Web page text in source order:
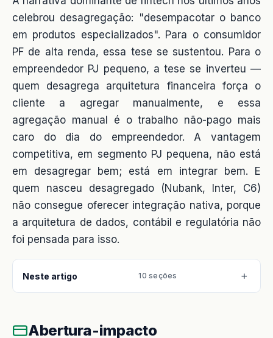
celebrou desagregação: "desempacotar o banco
em produtos especializados". Para o consumidor
PF de alta renda, essa tese se sustentou. Para o
empreendedor PJ pequeno, a tese se inverteu —
quem desagrega arquitetura financeira força o
cliente a agregar manualmente, e essa
agregação manual é o trabalho não-pago mais
caro do dia do empreendedor. A vantagem
competitiva, em segmento PJ pequena, não está
em desagregar bem; está em integrar bem. E
quem nasceu desagregado (Nubank, Inter, C6)
não consegue oferecer integração nativa, porque
a arquitetura de dados, contábil e regulatória não
foi pensada para isso.
Neste artigo 10 seções
Abertura-impacto